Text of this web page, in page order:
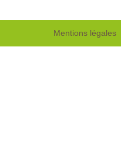
Mentions légales